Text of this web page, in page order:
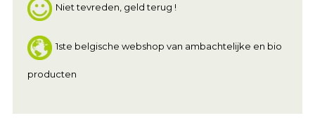
Niet tevreden, geld terug !
1ste belgische webshop van ambachtelijke en bio
producten